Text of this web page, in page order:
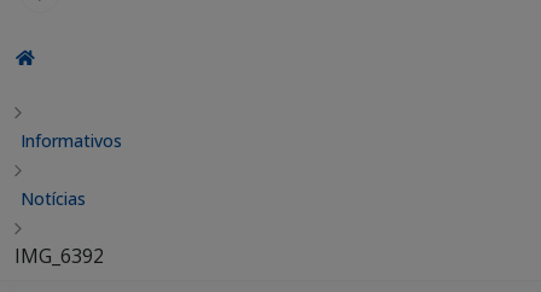
Informativos
Notícias
IMG_6392